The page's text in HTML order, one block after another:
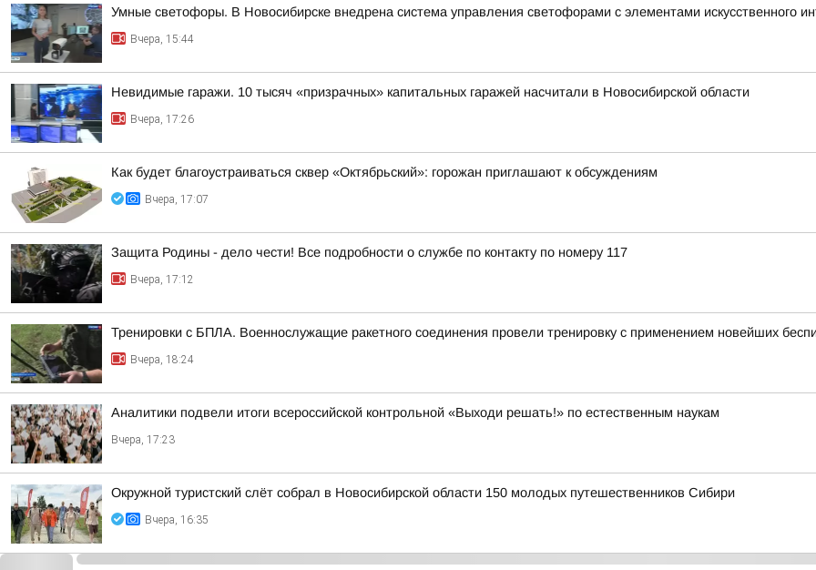
Умные светофоры. В Новосибирске внедрена система управления светофорами с элементами искусственного
Вчера, 15:44
Невидимые гаражи. 10 тысяч «призрачных» капитальных гаражей насчитали в Новосибирской области
Вчера, 17:26
Как будет благоустраиваться сквер «Октябрьский»: горожан приглашают к обсуждениям
Вчера, 17:07
Защита Родины - дело чести! Все подробности о службе по контакту по номеру 117
Вчера, 17:12
Тренировки с БПЛА. Военнослужащие ракетного соединения провели тренировку с применением новейших
Вчера, 18:24
Аналитики подвели итоги всероссийской контрольной «Выходи решать!» по естественным наукам
Вчера, 17:23
Окружной туристский слёт собрал в Новосибирской области 150 молодых путешественников Сибири
Вчера, 16:35